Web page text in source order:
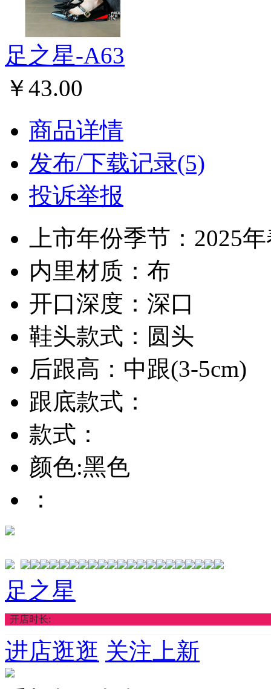
足之星-A63
￥43.00
商品详情
发布/下载记录(5)
投诉举报
上市年份季节：2025
内里材质：布
开口深度：深口
鞋头款式：圆头
后跟高：中跟(3-5cm)
跟底款式：
款式：
颜色:黑色
：
足之星
开店时长:
进店逛逛 关注上新